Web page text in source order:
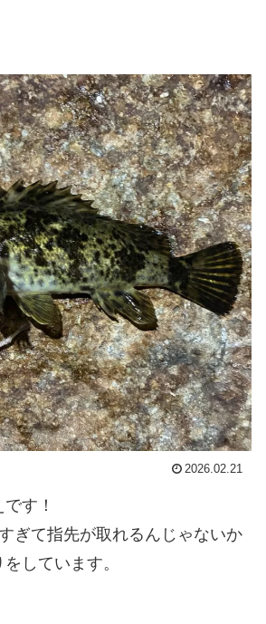
2026.02.21
す！
ぎて指先が取れるんじゃないか
しています。